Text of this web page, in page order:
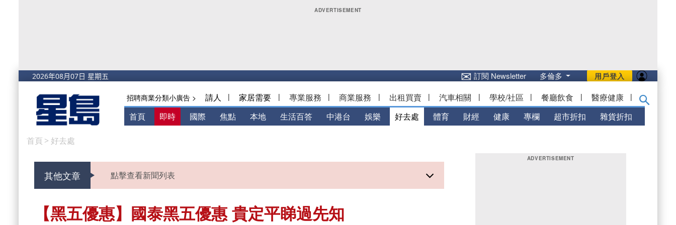
用戶登入
✉訂閱 Newsletter 多倫多
招聘商業分類小廣告 > 請人 | 家居需要 | 專業服務 | 商業服務 | 出租買賣 | 汽車相關 | 學校/社區 | 餐廳飲食 | 醫療健康 |
首頁 即時 國際 焦點 本地 生活百答 中港台 娛樂 好去處 體育 財經 健康 專欄 超市折扣 雜貨折扣
首頁 > 好去處
其他文章 點擊查看新聞列表
【黑五優惠】國泰黑五優惠 貴定平睇過先知